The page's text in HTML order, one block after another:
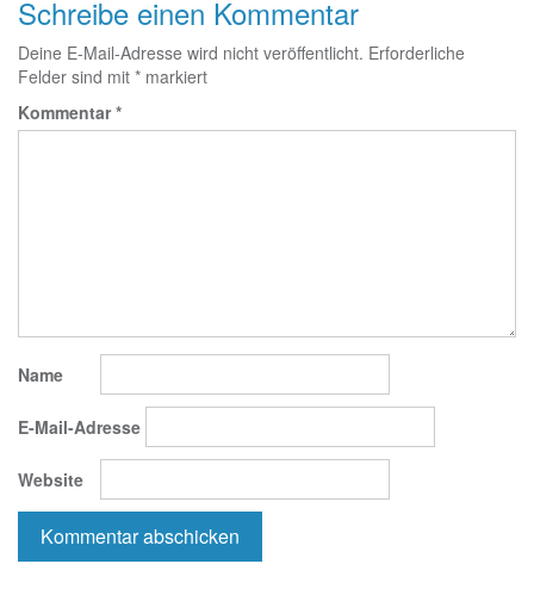
Schreibe einen Kommentar
Deine E-Mail-Adresse wird nicht veröffentlicht. Erforderliche
Felder sind mit * markiert
Kommentar*
Name
E-Mail-Adresse
Website